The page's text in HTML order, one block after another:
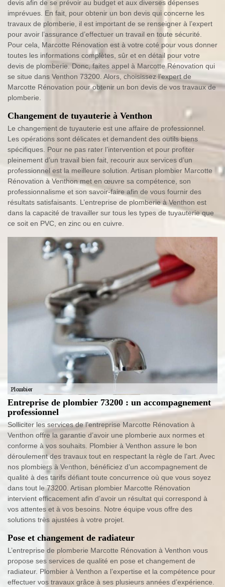
devis afin de se prévoir au budget et aux diverses dépenses
imprévues. En fait, pour obtenir un bon devis qui concerne les
travaux de plomberie, il est important de se renseigner à l’expert
pour avoir l’assurance d’effectuer un travail en toute sécurité.
Pour cela, Marcotte Rénovation est à votre coté pour vous donner
toutes les informations complètes, sûr et en détail pour votre
devis de plomberie. Donc, faites appel à Marcotte Rénovation qui
se situe dans Venthon 73200. Alors, choisissez l’expert de
Marcotte Rénovation pour obtenir un bon devis de vos travaux de
plomberie.
Changement de tuyauterie à Venthon
Le changement de tuyauterie est une affaire de professionnel.
Les opérations sont délicates et demandent des outils biens
spécifiques. Pour ne pas rater l’intervention et pour profiter
pleinement d’un travail bien fait, recourir aux services d’un
professionnel est la meilleure solution. Artisan plombier Marcotte
Rénovation à Venthon met en œuvre sa compétence, son
professionnalisme et son savoir-faire afin de vous fournir des
résultats satisfaisants. L’entreprise de plomberie à Venthon est
dans la capacité de travailler sur tous les types de tuyauterie que
ce soit en PVC, en zinc ou en cuivre.
Entreprise de plombier 73200 : un accompagnement
professionnel
Solliciter les services de l’entreprise Marcotte Rénovation à
Venthon offre la garantie d’avoir une plomberie aux normes et
conforme à vos souhaits. Plombier à Venthon assure le bon
déroulement des travaux tout en respectant la règle de l’art. Avec
nos plombiers à Venthon, bénéficiez d’un accompagnement de
qualité à des tarifs défiant toute concurrence où que vous soyez
dans tout le 73200. Artisan plombier Marcotte Rénovation
intervient efficacement afin d’avoir un résultat qui correspond à
vos attentes et à vos besoins. Notre équipe vous offre des
solutions très ajustées à votre projet.
Pose et changement de radiateur
L’entreprise de plomberie Marcotte Rénovation à Venthon vous
propose ses services de qualité en pose et changement de
radiateur. Plombier à Venthon a l’expertise et la compétence pour
effectuer vos travaux grâce à ses plusieurs années d’expérience.